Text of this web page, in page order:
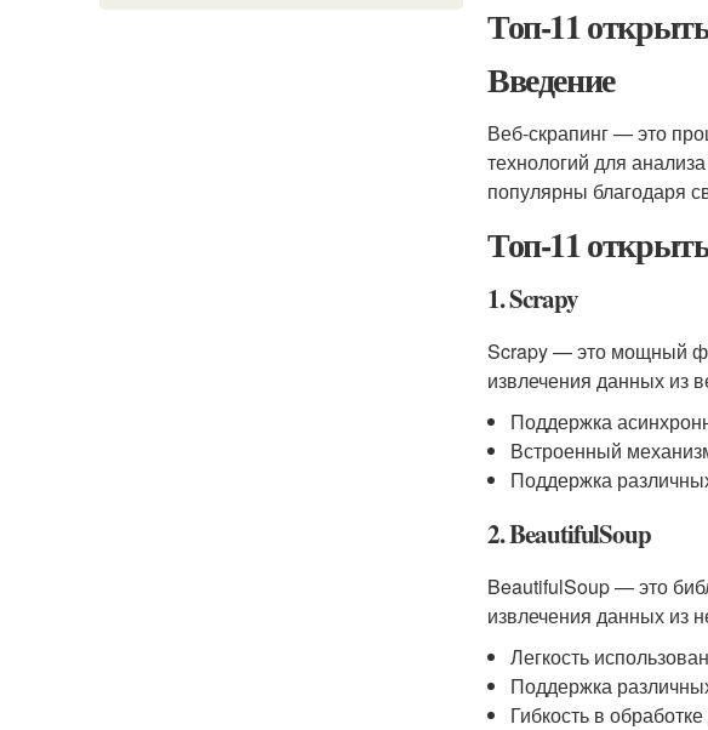
Топ-11
Введение
Веб-скрапинг — это
технологий для
популярны благодаря
Топ-11
1. Scrapy
Scrapy — это мощный
извлечения данных из
Поддержка
Встроенный
Поддержка
2. BeautifulSoup
BeautifulSoup — это
извлечения данных из
Легкость
Поддержка
Гибкость в